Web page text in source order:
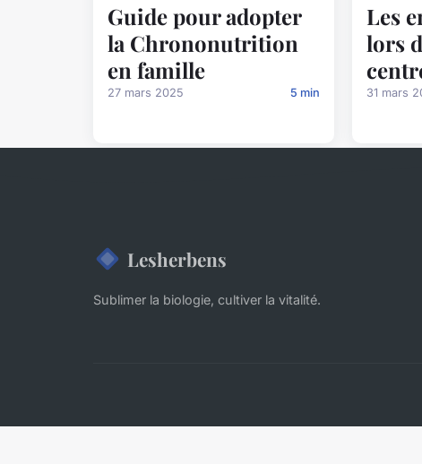
Guide pour adopter
la Chrononutrition
en famille
27 mars 2025 5 min
Les
lors
31 mars
Lesherbens
Sublimer la biologie, cultiver la vitalité.